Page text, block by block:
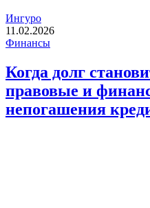
Ингуро
11.02.2026
Финансы
Когда долг
правовые и
непогашения